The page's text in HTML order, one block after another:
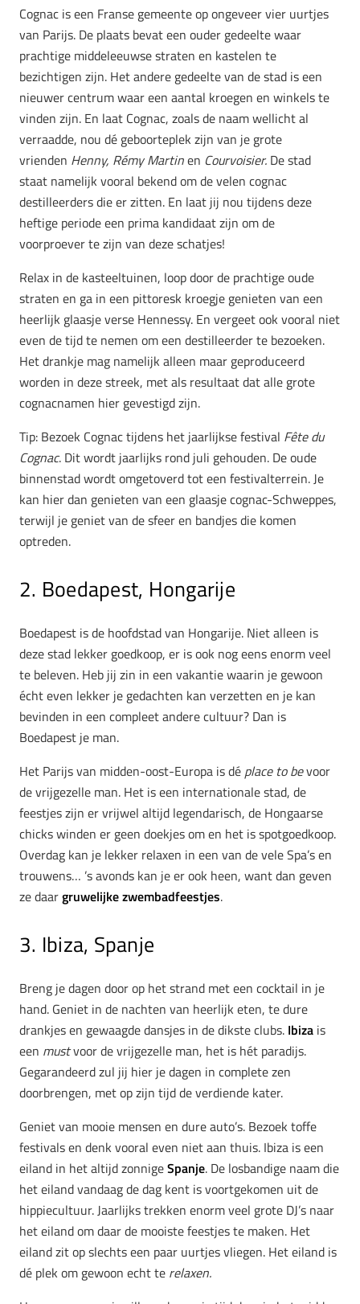
Cognac is een Franse gemeente op ongeveer vier uurtjes
van Parijs. De plaats bevat een ouder gedeelte waar
prachtige middeleeuwse straten en kastelen te
bezichtigen zijn. Het andere gedeelte van de stad is een
nieuwer centrum waar een aantal kroegen en winkels te
vinden zijn. En laat Cognac, zoals de naam wellicht al
verraadde, nou dé geboorteplek zijn van je grote
vrienden Henny, Rémy Martinen Courvoisier. De stad
staat namelijk vooral bekend om de velen cognac
destilleerders die er zitten. En laat jij nou tijdens deze
heftige periode een prima kandidaat zijn om de
voorproever te zijn van deze schatjes!
Relax in de kasteeltuinen, loop door de prachtige oude
straten en ga in een pittoresk kroegje genieten van een
heerlijk glaasje verse Hennessy. En vergeet ook vooral niet
even de tijd te nemen om een destilleerder te bezoeken.
Het drankje mag namelijk alleen maar geproduceerd
worden in deze streek, met als resultaat dat alle grote
cognacnamen hier gevestigd zijn.
Tip: Bezoek Cognac tijdens het jaarlijkse festival Fête du
Cognac. Dit wordt jaarlijks rond juli gehouden. De oude
binnenstad wordt omgetoverd tot een festivalterrein. Je
kan hier dan genieten van een glaasje cognac-Schweppes,
terwijl je geniet van de sfeer en bandjes die komen
optreden.
2. Boedapest, Hongarije
Boedapest is de hoofdstad van Hongarije. Niet alleen is
deze stad lekker goedkoop, er is ook nog eens enorm veel
te beleven. Heb jij zin in een vakantie waarin je gewoon
écht even lekker je gedachten kan verzetten en je kan
bevinden in een compleet andere cultuur? Dan is
Boedapest je man.
Het Parijs van midden-oost-Europa is dé place to bevoor
de vrijgezelle man. Het is een internationale stad, de
feestjes zijn er vrijwel altijd legendarisch, de Hongaarse
chicks winden er geen doekjes om en het is spotgoedkoop.
Overdag kan je lekker relaxen in een van de vele Spa’s en
trouwens… ’s avonds kan je er ook heen, want dan geven
ze daargruwelijke zwembadfeestjes.
3. Ibiza, Spanje
Breng je dagen door op het strand met een cocktail in je
hand. Geniet in de nachten van heerlijk eten, te dure
drankjes en gewaagde dansjes in de dikste clubs. Ibiza is
een mustvoor de vrijgezelle man, het is hét paradijs.
Gegarandeerd zul jij hier je dagen in complete zen
doorbrengen, met op zijn tijd de verdiende kater.
Geniet van mooie mensen en dure auto’s. Bezoek toffe
festivals en denk vooral even niet aan thuis. Ibiza is een
eiland in het altijd zonnigeSpanje. De losbandige naam die
het eiland vandaag de dag kent is voortgekomen uit de
hippiecultuur. Jaarlijks trekken enorm veel grote DJ’s naar
het eiland om daar de mooiste feestjes te maken. Het
eiland zit op slechts een paar uurtjes vliegen. Het eiland is
dé plek om gewoon echt te relaxen.